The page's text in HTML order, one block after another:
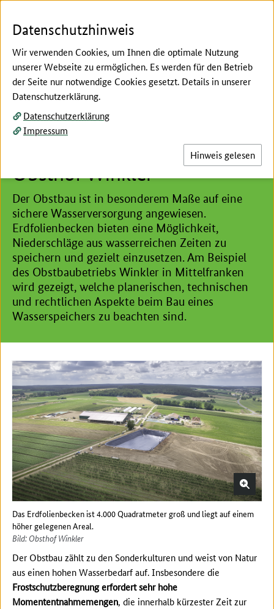
Hier beginnt der Hauptinhalt dieser Seite
Planung und Bau eines
Erdfolienbeckens: Beispiel
Obsthof Winkler
Wasserspeicherung im Obstbau
Der Obstbau ist in besonderem Maße auf eine
sichere Wasserversorgung angewiesen.
Erdfolienbecken bieten eine Möglichkeit,
Niederschläge aus wasserreichen Zeiten zu
speichern und gezielt einzusetzen. Am Beispiel
des Obstbaubetriebs Winkler in Mittelfranken
wird gezeigt, welche planerischen, technischen
und rechtlichen Aspekte beim Bau eines
Wasserspeichers zu beachten sind.
Das Erdfolienbecken ist 4.000 Quadratmeter groß und liegt auf einem
höher gelegenen Areal.
Bild: Obsthof Winkler
Der Obstbau zählt zu den Sonderkulturen und weist von Natur
aus einen hohen Wasserbedarf auf. Insbesondere die
Frostschutzberegnung erfordert sehr hohe
Momententnahmemengen, die innerhalb kürzester Zeit zur
Datenschutzhinweis
Wir verwenden Cookies, um Ihnen die optimale Nutzung
unserer Webseite zu ermöglichen. Es werden für den Betrieb
der Seite nur notwendige Cookies gesetzt. Details in unserer
Datenschutzerklärung.
Datenschutzerklärung
Impressum
Hinweis gelesen